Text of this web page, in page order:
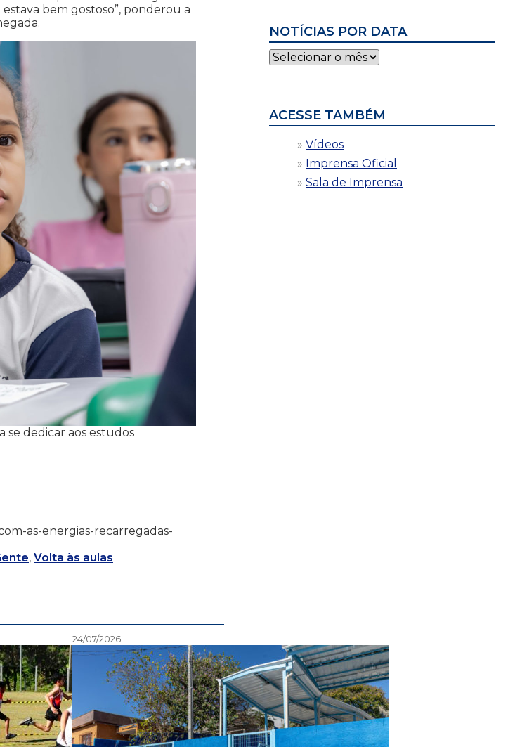
bem gostoso”, ponderou a
se dedicar aos estudos
as-energias-recarregadas-
, Volta às aulas
24/07/2026
NOTÍCIAS POR DATA
Notícias
por
ACESSE TAMBÉM
Vídeos
Imprensa Oficial
Sala de Imprensa